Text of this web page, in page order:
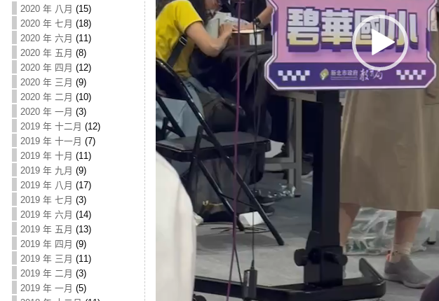
2020 年 八月 (15)
2020 年 七月 (18)
2020 年 六月 (11)
2020 年 五月 (8)
2020 年 四月 (12)
2020 年 三月 (9)
2020 年 二月 (10)
2020 年 一月 (3)
2019 年 十二月 (12)
2019 年 十一月 (7)
2019 年 十月 (11)
2019 年 九月 (9)
2019 年 八月 (17)
2019 年 七月 (3)
2019 年 六月 (14)
2019 年 五月 (13)
2019 年 四月 (9)
2019 年 三月 (11)
2019 年 二月 (3)
2019 年 一月 (5)